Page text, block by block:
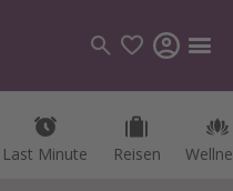
Last Minute Reisen
Last Minute Reisen